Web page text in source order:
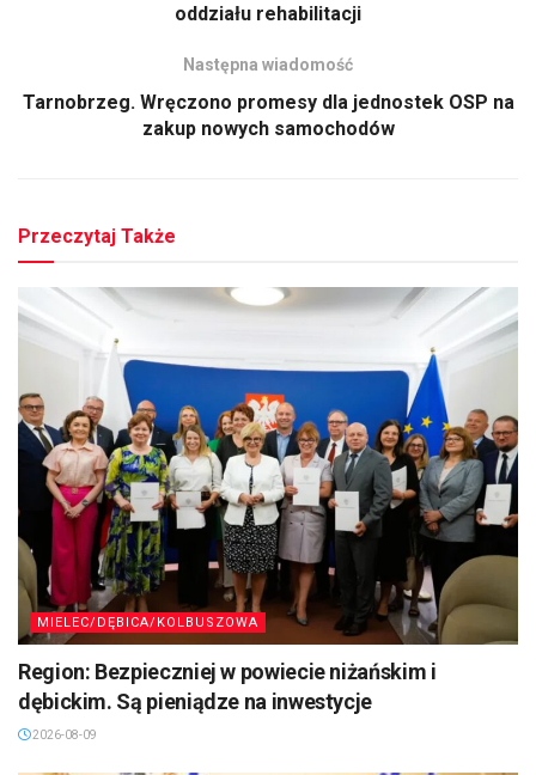
oddziału rehabilitacji
Następna wiadomość
Tarnobrzeg. Wręczono promesy dla jednostek OSP na
zakup nowych samochodów
Przeczytaj Także
MIELEC/DĘBICA/KOLBUSZOWA
Region: Bezpieczniej w powiecie niżańskim i
dębickim. Są pieniądze na inwestycje
2026-08-09